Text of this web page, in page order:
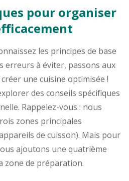
pour organiser
les principes de base
erreurs à éviter, passons aux
une cuisine optimisée !
des conseils spécifiques
Rappelez-vous : nous
zones principales
de cuisson). Mais pour
ajoutons une quatrième
zone de préparation.